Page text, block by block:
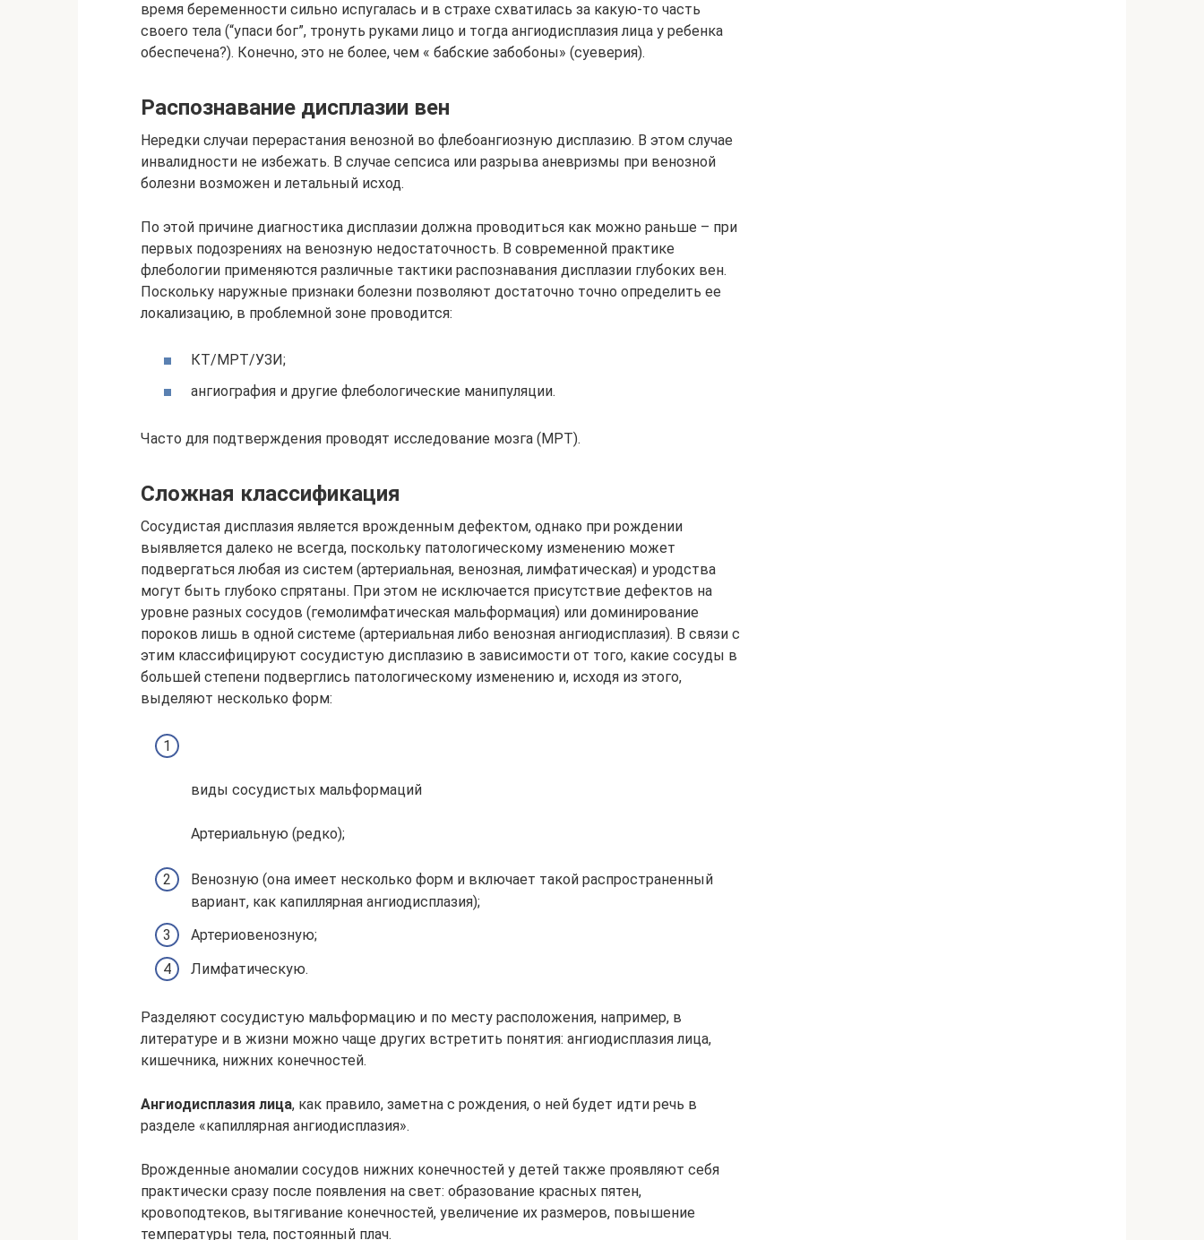
время беременности сильно испугалась и в страхе схватилась за какую-то часть
своего тела (“упаси бог”, тронуть руками лицо и тогда ангиодисплазия лица у ребенка
обеспечена?). Конечно, это не более, чем « бабские забобоны» (суеверия).
Распознавание дисплазии вен
Нередки случаи перерастания венозной во флебоангиозную дисплазию. В этом случае
инвалидности не избежать. В случае сепсиса или разрыва аневризмы при венозной
болезни возможен и летальный исход.
По этой причине диагностика дисплазии должна проводиться как можно раньше – при
первых подозрениях на венозную недостаточность. В современной практике
флебологии применяются различные тактики распознавания дисплазии глубоких вен.
Поскольку наружные признаки болезни позволяют достаточно точно определить ее
локализацию, в проблемной зоне проводится:
КТ/МРТ/УЗИ;
ангиография и другие флебологические манипуляции.
Часто для подтверждения проводят исследование мозга (МРТ).
Сложная классификация
Сосудистая дисплазия является врожденным дефектом, однако при рождении
выявляется далеко не всегда, поскольку патологическому изменению может
подвергаться любая из систем (артериальная, венозная, лимфатическая) и уродства
могут быть глубоко спрятаны. При этом не исключается присутствие дефектов на
уровне разных сосудов (гемолимфатическая мальформация) или доминирование
пороков лишь в одной системе (артериальная либо венозная ангиодисплазия). В связи с
этим классифицируют сосудистую дисплазию в зависимости от того, какие сосуды в
большей степени подверглись патологическому изменению и, исходя из этого,
выделяют несколько форм:
виды сосудистых мальформаций
Артериальную (редко);
Венозную (она имеет несколько форм и включает такой распространенный
вариант, как капиллярная ангиодисплазия);
Артериовенозную;
Лимфатическую.
Разделяют сосудистую мальформацию и по месту расположения, например, в
литературе и в жизни можно чаще других встретить понятия: ангиодисплазия лица,
кишечника, нижних конечностей.
Ангиодисплазия лица, как правило, заметна с рождения, о ней будет идти речь в
разделе «капиллярная ангиодисплазия».
Врожденные аномалии сосудов нижних конечностей у детей также проявляют себя
практически сразу после появления на свет: образование красных пятен,
кровоподтеков, вытягивание конечностей, увеличение их размеров, повышение
температуры тела, постоянный плач.